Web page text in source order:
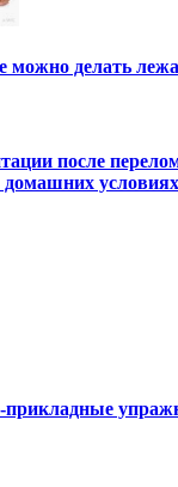
делать
после
домашних условиях